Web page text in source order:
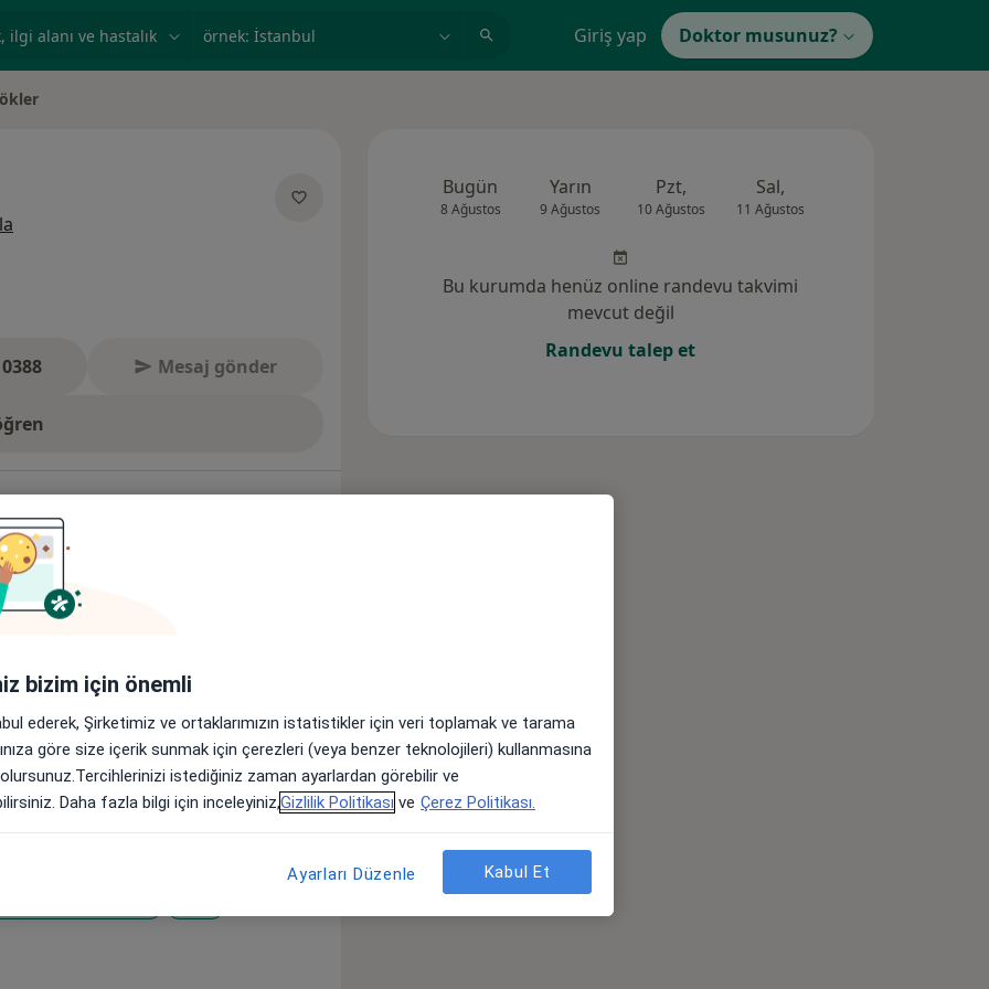
örnek: İstanbul Giriş yap Doktor musunuz?
Mesaj gönder
Sigortalar Görüşler (31)
ilk orta ve lise eğitimimi
Üniversitesi Tıp Fakültesini
Eğitim ve Araştırma
Mecburi hizmetimi tamamladıktan
yüksek ihtisasımı
karaciğer nakli konusunda
sertifikası aldım.Ayrıca
cerrahi) ve obezite cerrahisi
obezite cerrahisinde RNY gastrik
tecrübelerimi arttırdım. Mecburi
Bugün
8 Ağustos
Yarın
9 Ağustos
Pzt,
10 Ağustos
Sal,
11 Ağustos
Bu kurumda henüz online randevu takvimi
mevcut değil
Randevu talep et
bizim için önemli
ederek, Şirketimiz ve ortaklarımızın istatistikler için veri toplamak ve tarama
göre size içerik sunmak için çerezleri (veya benzer teknolojileri) kullanmasına
istediğiniz zaman ayarlardan görebilir ve
Daha fazla bilgi için inceleyiniz,Gizlilik Politikası ve Çerez Politikası.
Ayarları Düzenle Kabul Et